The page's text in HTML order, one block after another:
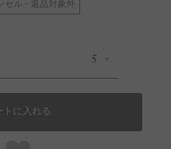
セル・返品対象外
5
トに入れる